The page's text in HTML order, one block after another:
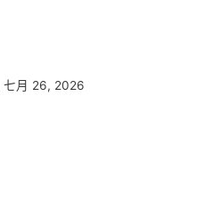
七月 26, 2026